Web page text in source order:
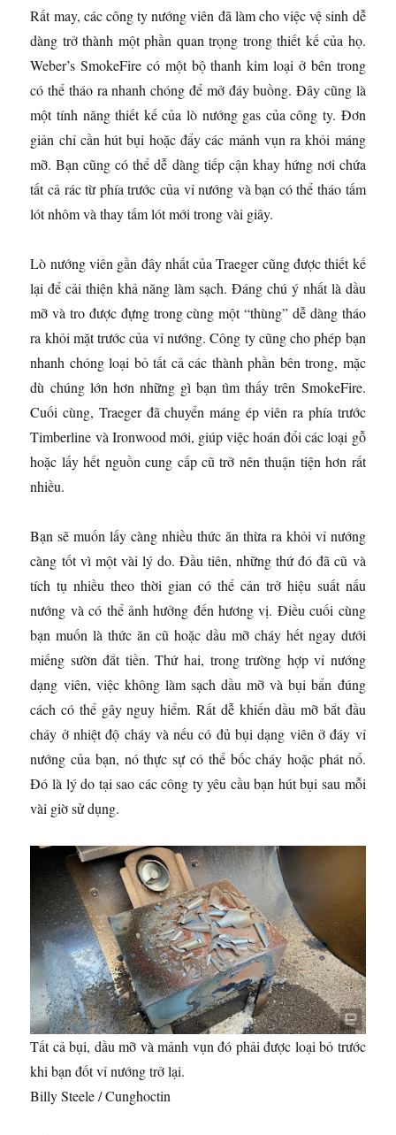
Rất may, các công ty nướng viên đã làm cho việc vệ sinh dễ
dàng trở thành một phần quan trọng trong thiết kế của họ.
Weber’s SmokeFire có một bộ thanh kim loại ở bên trong
có thể tháo ra nhanh chóng để mở đáy buồng. Đây cũng là
một tính năng thiết kế của lò nướng gas của công ty. Đơn
giản chỉ cần hút bụi hoặc đẩy các mảnh vụn ra khỏi máng
mỡ. Bạn cũng có thể dễ dàng tiếp cận khay hứng nơi chứa
tất cả rác từ phía trước của vỉ nướng và bạn có thể tháo tấm
lót nhôm và thay tấm lót mới trong vài giây.
Lò nướng viên gần đây nhất của Traeger cũng được thiết kế
lại để cải thiện khả năng làm sạch. Đáng chú ý nhất là dầu
mỡ và tro được đựng trong cùng một “thùng” dễ dàng tháo
ra khỏi mặt trước của vỉ nướng. Công ty cũng cho phép bạn
nhanh chóng loại bỏ tất cả các thành phần bên trong, mặc
dù chúng lớn hơn những gì bạn tìm thấy trên SmokeFire.
Cuối cùng, Traeger đã chuyển máng ép viên ra phía trước
Timberline và Ironwood mới, giúp việc hoán đổi các loại gỗ
hoặc lấy hết nguồn cung cấp cũ trở nên thuận tiện hơn rất
nhiều.
Bạn sẽ muốn lấy càng nhiều thức ăn thừa ra khỏi vỉ nướng
càng tốt vì một vài lý do. Đầu tiên, những thứ đó đã cũ và
tích tụ nhiều theo thời gian có thể cản trở hiệu suất nấu
nướng và có thể ảnh hưởng đến hương vị. Điều cuối cùng
bạn muốn là thức ăn cũ hoặc dầu mỡ cháy hết ngay dưới
miếng sườn đắt tiền. Thứ hai, trong trường hợp vỉ nướng
dạng viên, việc không làm sạch dầu mỡ và bụi bẩn đúng
cách có thể gây nguy hiểm. Rất dễ khiến dầu mỡ bắt đầu
cháy ở nhiệt độ cháy và nếu có đủ bụi dạng viên ở đáy vỉ
nướng của bạn, nó thực sự có thể bốc cháy hoặc phát nổ.
Đó là lý do tại sao các công ty yêu cầu bạn hút bụi sau mỗi
vài giờ sử dụng.
Tất cả bụi, dầu mỡ và mảnh vụn đó phải được loại bỏ trước
khi bạn đốt vỉ nướng trở lại.
Billy Steele / Cunghoctin